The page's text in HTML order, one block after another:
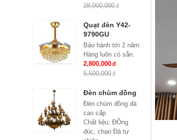
những giá trị thực
28,000,000
Quạt đèn Y42-
9790GU
Bảo hành tới 2 năm
Hàng luôn có sẵn.
2,800,000
5,500,000
Đèn chùm đồng
Đèn chùm đồng đá
cao cấp
Chất liệu: ĐỒng
đúc, chao Đá tự